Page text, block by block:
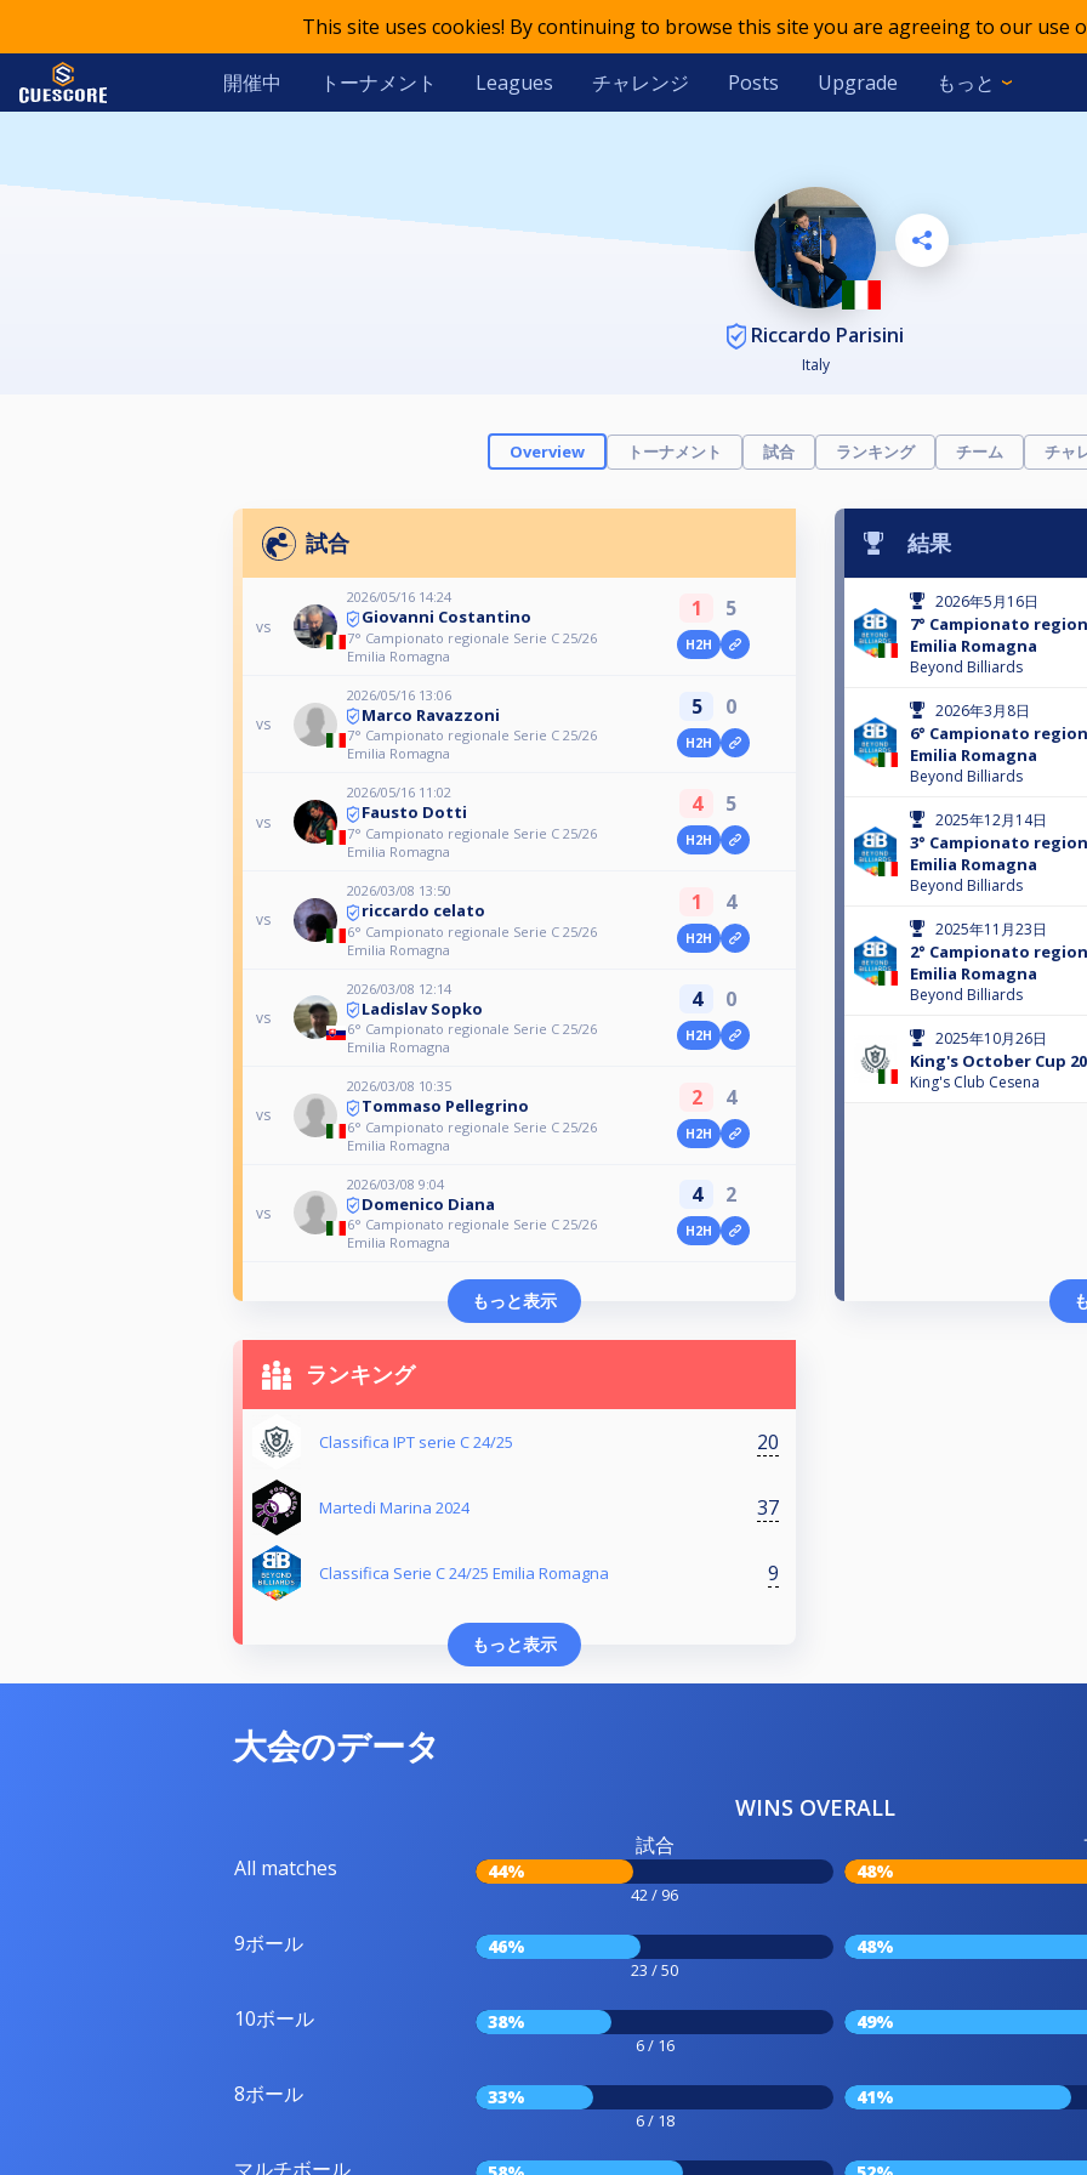
This site uses cookies! By continuing to browse this site you are agreeing to our use
開催中 トーナメント Leagues チャレンジ Posts Upgrade もっと
Riccardo Parisini
Italy
Overview トーナメント 試合 ランキング チーム チャ
試合
vs
2026/05/16 14:24
Giovanni Costantino
7° Campionato regionale Serie C 25/26
Emilia Romagna
1 5
H2H
vs
2026/05/16 13:06
Marco Ravazzoni
7° Campionato regionale Serie C 25/26
Emilia Romagna
5 0
H2H
vs
2026/05/16 11:02
Fausto Dotti
7° Campionato regionale Serie C 25/26
Emilia Romagna
4 5
H2H
vs
2026/03/08 13:50
riccardo celato
6° Campionato regionale Serie C 25/26
Emilia Romagna
1 4
H2H
vs
2026/03/08 12:14
Ladislav Sopko
6° Campionato regionale Serie C 25/26
Emilia Romagna
4 0
H2H
vs
2026/03/08 10:35
Tommaso Pellegrino
6° Campionato regionale Serie C 25/26
Emilia Romagna
2 4
H2H
vs
2026/03/08 9:04
Domenico Diana
6° Campionato regionale Serie C 25/26
Emilia Romagna
4 2
H2H
もっと表示
結果
2026年5月16日
7° Campionato
Emilia Romagna
Beyond Billiards
2026年3月8日
6° Campionato
Emilia Romagna
Beyond Billiards
2025年12月14日
3° Campionato
Emilia Romagna
Beyond Billiards
2025年11月23日
2° Campionato
Emilia Romagna
Beyond Billiards
2025年10月26日
King's October Cup
King's Club Cesena
ランキング
Classifica IPT serie C 24/25 20
Martedi Marina 2024 37
Classifica Serie C 24/25 Emilia Romagna 9
もっと表示
大会のデータ
WINS OVERALL
All matches
試合
44%
42 / 96
48%
9ボール 46%
23 / 50
48%
10ボール 38%
6 / 16
49%
8ボール 33%
6 / 18
41%
マルチボール